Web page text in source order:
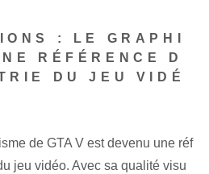
: LE GRAPHI
RÉFÉRENCE D
DU JEU VIDÉ
de GTA V est devenu une réf
jeu vidéo. Avec sa qualité visu